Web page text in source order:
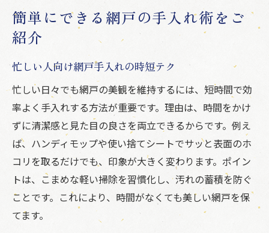
簡単にできる網戸の手入れ術をご
紹介
忙しい人向け網戸手入れの時短テク
忙しい日々でも網戸の美観を維持するには、短時間で効
率よく手入れする方法が重要です。理由は、時間をかけ
ずに清潔感と見た目の良さを両立できるからです。例え
ば、ハンディモップや使い捨てシートでサッと表面のホ
コリを取るだけでも、印象が大きく変わります。ポイン
トは、こまめな軽い掃除を習慣化し、汚れの蓄積を防ぐ
ことです。これにより、時間がなくても美しい網戸を保
てます。